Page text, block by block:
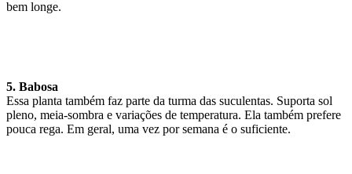
bem longe.
5. Babosa
Essa planta também faz parte da turma das suculentas. Suporta sol
pleno, meia-sombra e variações de temperatura. Ela também prefere
pouca rega. Em geral, uma vez por semana é o suficiente.